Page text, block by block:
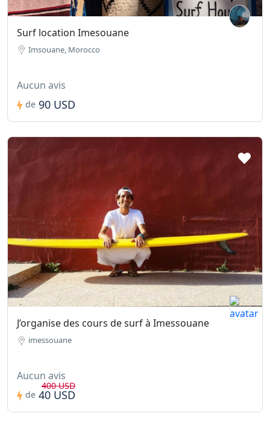
Surf location Imesouane
Imsouane, Morocco
Aucun avis
de 90 USD
J’organise des cours de surf à Imessouane
imessouane
Aucun avis
de
400 USD
40 USD